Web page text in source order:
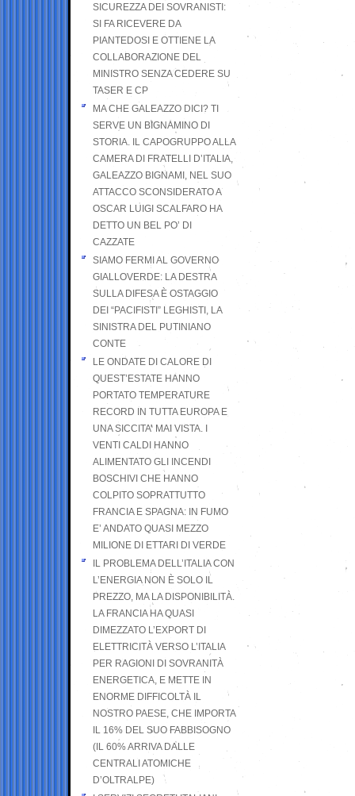
SICUREZZA DEI SOVRANISTI:
SI FA RICEVERE DA
PIANTEDOSI E OTTIENE LA
COLLABORAZIONE DEL
MINISTRO SENZA CEDERE SU
TASER E CP
MA CHE GALEAZZO DICI? TI
SERVE UN BIGNAMINO DI
STORIA. IL CAPOGRUPPO ALLA
CAMERA DI FRATELLI D’ITALIA,
GALEAZZO BIGNAMI, NEL SUO
ATTACCO SCONSIDERATO A
OSCAR LUIGI SCALFARO HA
DETTO UN BEL PO’ DI
CAZZATE
SIAMO FERMI AL GOVERNO
GIALLOVERDE: LA DESTRA
SULLA DIFESA È OSTAGGIO
DEI “PACIFISTI” LEGHISTI, LA
SINISTRA DEL PUTINIANO
CONTE
LE ONDATE DI CALORE DI
QUEST’ESTATE HANNO
PORTATO TEMPERATURE
RECORD IN TUTTA EUROPA E
UNA SICCITA’ MAI VISTA. I
VENTI CALDI HANNO
ALIMENTATO GLI INCENDI
BOSCHIVI CHE HANNO
COLPITO SOPRATTUTTO
FRANCIA E SPAGNA: IN FUMO
E’ ANDATO QUASI MEZZO
MILIONE DI ETTARI DI VERDE
IL PROBLEMA DELL’ITALIA CON
L’ENERGIA NON È SOLO IL
PREZZO, MA LA DISPONIBILITÀ.
LA FRANCIA HA QUASI
DIMEZZATO L’EXPORT DI
ELETTRICITÀ VERSO L’ITALIA
PER RAGIONI DI SOVRANITÀ
ENERGETICA, E METTE IN
ENORME DIFFICOLTÀ IL
NOSTRO PAESE, CHE IMPORTA
IL 16% DEL SUO FABBISOGNO
(IL 60% ARRIVA DALLE
CENTRALI ATOMICHE
D’OLTRALPE)